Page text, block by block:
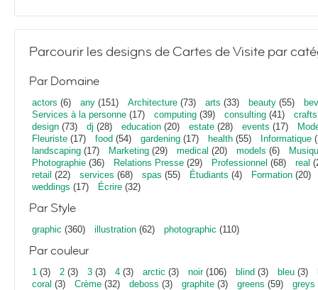
Parcourir les designs de Cartes de Visite par
Par Domaine
actors (6) any (151) Architecture (73) arts (33) beauty (55)
Services à la personne (17) computing (39) consulting (41) crafts
design (73) dj (28) education (20) estate (28) events (17)
Fleuriste (17) food (54) gardening (17) health (55) Informatique
landscaping (17) Marketing (29) medical (20) models (6)
Photographie (36) Relations Presse (29) Professionnel (68) real
retail (22) services (68) spas (55) Étudiants (4) Formation (20)
weddings (17) Écrire (32)
Par Style
graphic (360) illustration (62) photographic (110)
Par couleur
1 (3) 2 (3) 3 (3) 4 (3) arctic (3) noir(106) blind (3) bleu (3)
coral (3) Crème (32) deboss (3) graphite (3) greens (59) greys